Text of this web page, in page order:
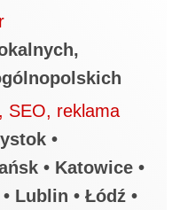
SEO, reklama
•
• Katowice •
Lublin • Łódź •